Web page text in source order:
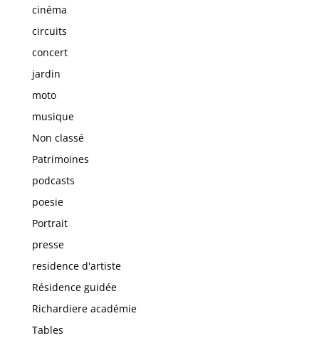
cinéma
circuits
concert
jardin
moto
musique
Non classé
Patrimoines
podcasts
poesie
Portrait
presse
residence d'artiste
Résidence guidée
Richardiere académie
Tables